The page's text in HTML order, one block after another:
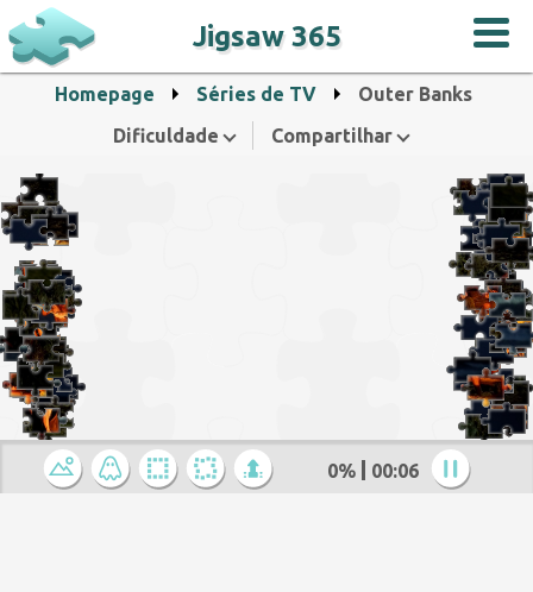
Jigsaw 365
Homepage Séries de TV
Outer Banks
Dificuldade
Compartilhar
0% 00:07